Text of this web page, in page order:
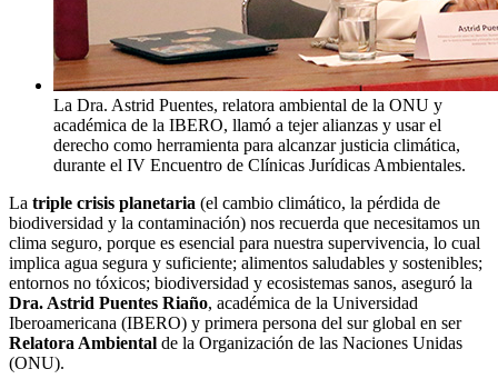
La Dra. Astrid Puentes, relatora ambiental de la ONU y
académica de la IBERO, llamó a tejer alianzas y usar el
derecho como herramienta para alcanzar justicia climática,
durante el IV Encuentro de Clínicas Jurídicas Ambientales.
La triple crisis planetaria (el cambio climático, la pérdida de
biodiversidad y la contaminación) nos recuerda que necesitamos un
clima seguro, porque es esencial para nuestra supervivencia, lo cual
implica agua segura y suficiente; alimentos saludables y sostenibles;
entornos no tóxicos; biodiversidad y ecosistemas sanos, aseguró la
Dra. Astrid Puentes Riaño, académica de la Universidad
Iberoamericana (IBERO) y primera persona del sur global en ser
Relatora Ambiental de la Organización de las Naciones Unidas
(ONU).